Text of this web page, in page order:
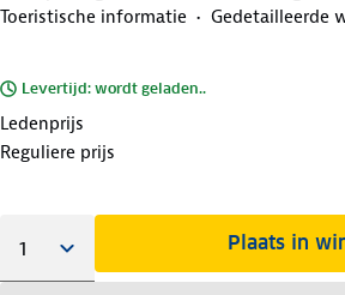
Toeristische informatie
Gedetailleerde
Levertijd: wordt geladen..
Ledenprijs
Reguliere prijs
Plaats in